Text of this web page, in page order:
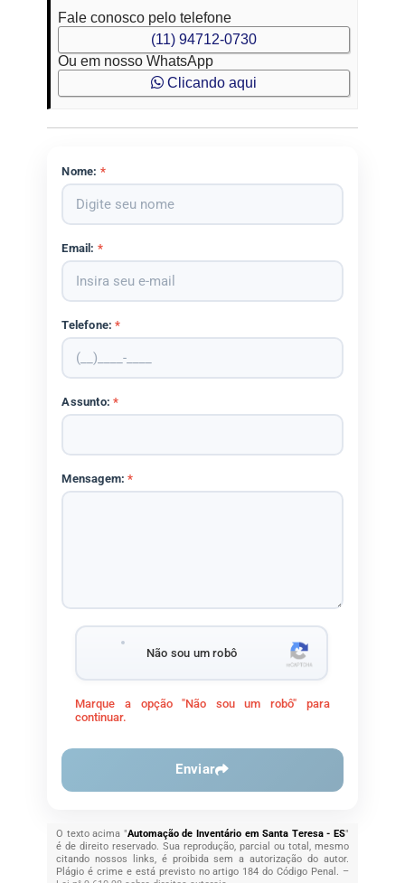
Fale conosco pelo telefone
(11) 94712-0730
Ou em nosso WhatsApp
Clicando aqui
Nome: *
Email: *
Telefone:*
Assunto:*
Mensagem:*
Não sou um robô
Marque a opção "Não sou um robô" para
continuar.
Enviar
O texto acima "Automação de Inventário em Santa Teresa - ES"
é de direito reservado. Sua reprodução, parcial ou total, mesmo
citando nossos links, é proibida sem a autorização do autor.
Plágio é crime e está previsto no artigo 184 do Código Penal. –